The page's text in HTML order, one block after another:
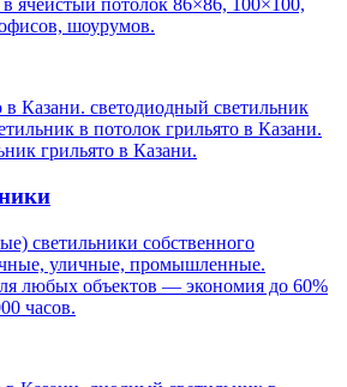
шоурумов.
в Казани. светодиодный светильник
в потолок грильято в Казани.
грильято в Казани.
светильники собственного
уличные, промышленные.
любых объектов — экономия до 60%
часов.